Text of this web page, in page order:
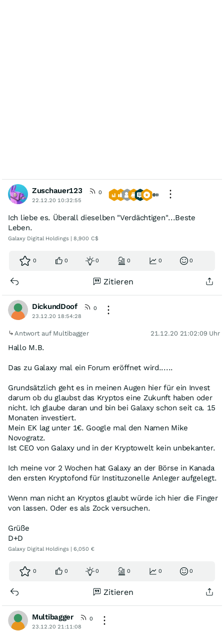
Zuschauer123
0
22.12.20 10:32:55
Ich liebe es. Überall dieselben "Verdächtigen"...Beste
Leben.
Galaxy Digital Holdings | 8,900 C$
0 0 0 0 0 0
Zitieren
DickundDoof
0
23.12.20 18:54:28
Antwort auf Multibagger 21.12.20 21:02:09 Uhr
Hallo M.B.
Das zu Galaxy mal ein Forum eröffnet wird......
Grundsätzlich geht es in meinen Augen hier für ein Invest
darum ob du glaubst das Kryptos eine Zukunft haben oder
nicht. Ich glaube daran und bin bei Galaxy schon seit ca. 15
Monaten investiert.
Mein EK lag unter 1€. Google mal den Namen Mike
Novogratz.
Ist CEO von Galaxy und in der Kryptowelt kein unbekanter.
Ich meine vor 2 Wochen hat Galaxy an der Börse in Kanada
den ersten Kryptofond für Instituzonelle Anleger aufgelegt.
Wenn man nicht an Kryptos glaubt würde ich hier die Finger
von lassen. Oder es als Zock versuchen.
Grüße
D+D
Galaxy Digital Holdings | 6,050 €
0 0 0 0 0 0
Zitieren
Multibagger
0
23.12.20 21:11:08